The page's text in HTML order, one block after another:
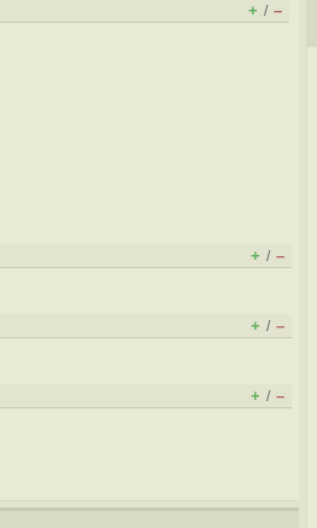
+ / –
+ / –
+ / –
+ / –